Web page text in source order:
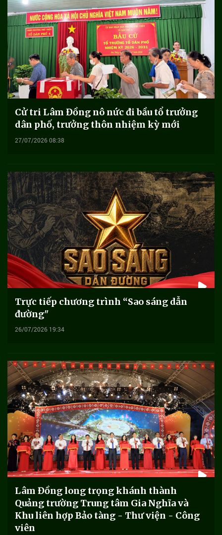
Cử tri Lâm Đồng nô nức đi bầu tổ trưởng
dân phố, trưởng thôn nhiệm kỳ mới
27/07/2026 08:38
Trực tiếp chương trình “Sao sáng dẫn
đường"
26/07/2026 19:34
Lâm Đồng long trọng khánh thành
Quảng trường Trung tâm Gia Nghĩa và
Khu liên hợp Bảo tàng - Thư viện - Công
viên